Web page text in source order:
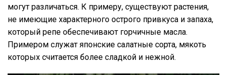
могут различаться. К примеру, существуют растения,
не имеющие характерного острого привкуса и запаха,
который репе обеспечивают горчичные масла.
Примером служат японские салатные сорта, мякоть
которых считается более сладкой и нежной.